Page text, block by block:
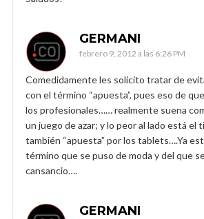
GERMANI
febrero 9, 2012 a las 6:26 PM
Comedidamente les solicito tratar de
con el término “apuesta”, pues eso de
los profesionales…… realmente suena
un juego de azar; y lo peor al lado está el
también “apuesta” por los tablets….Ya
término que se puso de moda y del que
cansancio….
GERMANI